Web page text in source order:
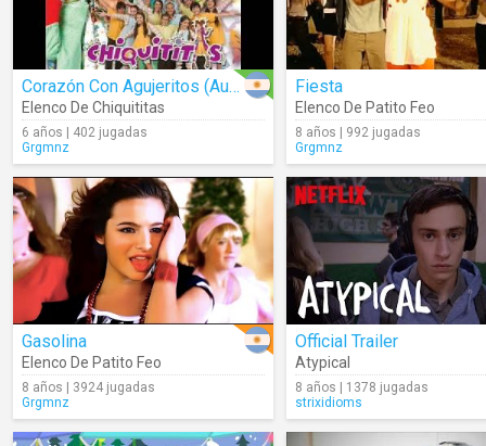
Corazón Con Agujeritos (Audio)
Elenco De Chiquititas
6 años | 402 jugadas
Grgmnz
Fiesta
Elenco De Patito Feo
8 años | 992 jugadas
Grgmnz
Gasolina
Elenco De Patito Feo
8 años | 3924 jugadas
Grgmnz
Official Trailer
Atypical
8 años | 1378 jugadas
strixidioms